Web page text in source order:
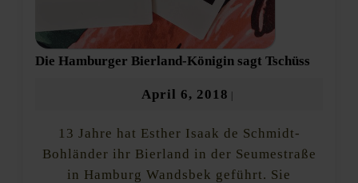
Die Hamburger Bierland-Königin sagt Tschüss
April 6, 2018 April
2018
13 Jahre hat Esther Isaak de Schmidt-
Bohländer ihr Bierland in der Seumestraße
in Hamburg Wandsbek geführt. Sie